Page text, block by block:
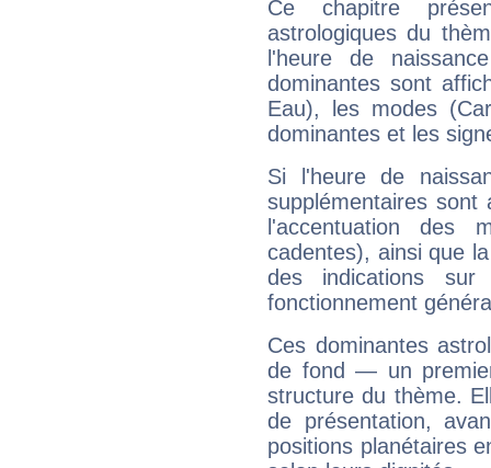
Ce chapitre
astrologiques du
l'heure de
dominantes sont
Eau), les modes
dominantes et les
Si l'heure de
supplémentaires sont
l'accentuation des
cadentes), ainsi que
des indications sur
fonctionnement
Ces dominantes
de fond — un
structure du thème.
de présentation,
positions planétaires